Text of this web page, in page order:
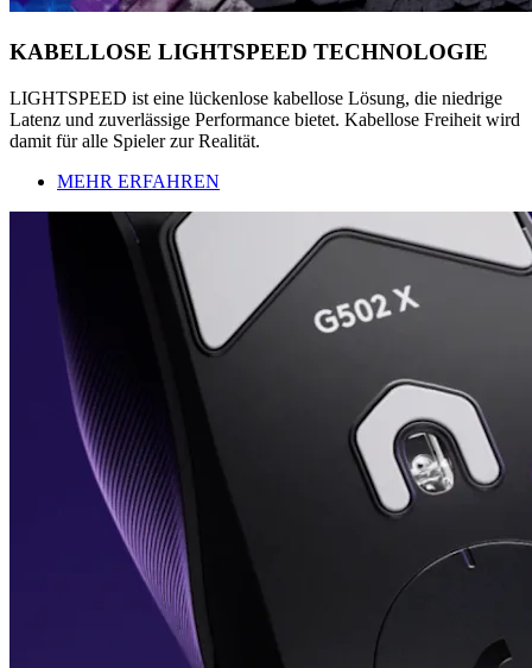
KABELLOSE LIGHTSPEED TECHNOLOGIE
LIGHTSPEED ist eine lückenlose kabellose Lösung, die niedrige
Latenz und zuverlässige Performance bietet. Kabellose Freiheit wird
damit für alle Spieler zur Realität.
MEHR ERFAHREN